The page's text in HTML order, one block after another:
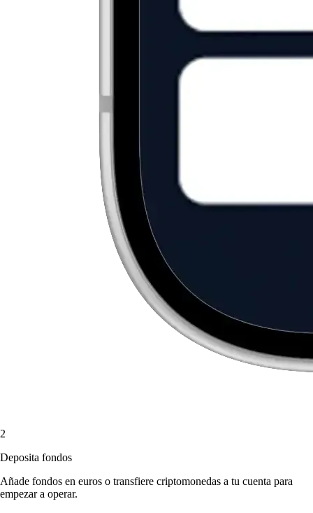
2
Deposita fondos
Añade fondos en euros o transfiere criptomonedas a tu cuenta para
empezar a operar.